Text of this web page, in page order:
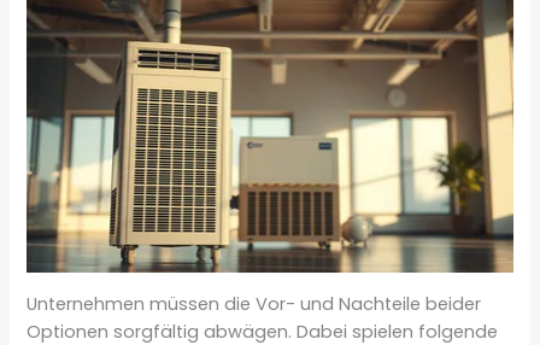
Unternehmen müssen die Vor- und Nachteile beider
Optionen sorgfältig abwägen. Dabei spielen folgende